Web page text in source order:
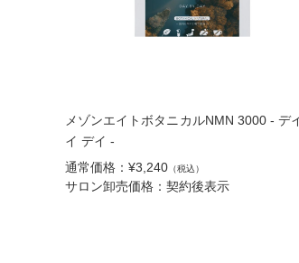
メゾンエイトボタニカルNMN 3000 - デ
イ デイ -
通常価格：¥3,240 （税込）
サロン卸売価格：契約後表示